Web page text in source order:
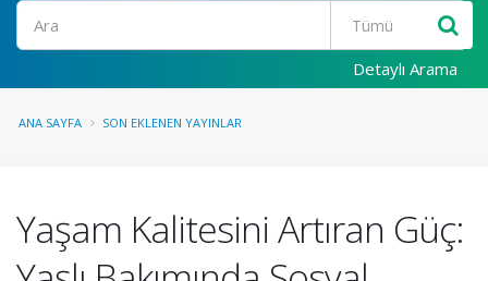
Ara
Detaylı Arama
ANA SAYFA SON EKLENEN YAYINLAR
Yaşam Kalitesini Artıran Güç: